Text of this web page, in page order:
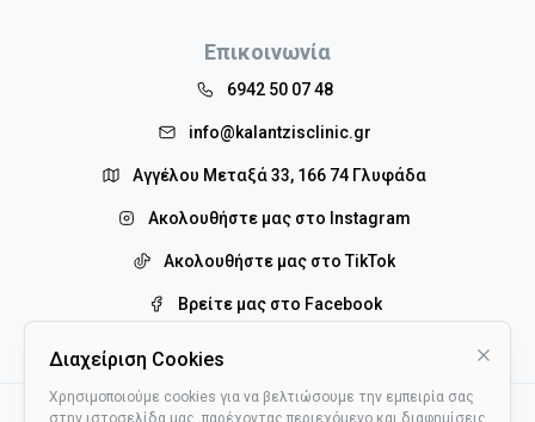
Διαχείριση Cookies
Χρησιμοποιούμε cookies για να βελτιώσουμε την εμπειρία σας
στην ιστοσελίδα μας, παρέχοντας περιεχόμενο και διαφημίσεις
Επικοινωνία
6942 50 07 48
info@kalantzisclinic.gr
Αγγέλου Μεταξά 33, 166 74 Γλυφάδα
Ακολουθήστε μας στο Instagram
Ακολουθήστε μας στο TikTok
Βρείτε μας στο Facebook